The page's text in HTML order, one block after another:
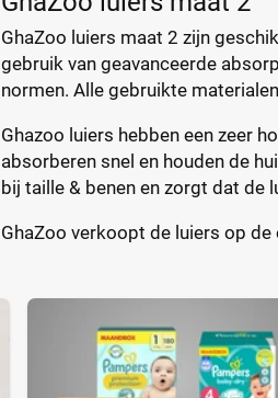
GhaZoo luiers maat 2 zijn
gebruik van geavanceerde
normen. Alle gebruikte
Ghazoo luiers hebben een zeer
absorberen snel en houden de
bij taille & benen en zorgt dat de
GhaZoo verkoopt de luiers op